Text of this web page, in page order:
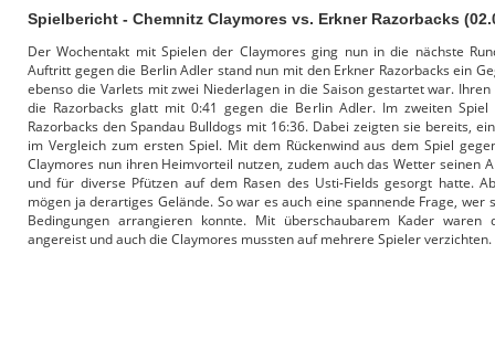
Spielbericht - Chemnitz Claymores vs. Erkner Razorbacks
Der Wochentakt mit Spielen der Claymores ging nun in die nächste
Auftritt gegen die Berlin Adler stand nun mit den Erkner Razorbacks ein
ebenso die Varlets mit zwei Niederlagen in die Saison gestartet war.
die Razorbacks glatt mit 0:41 gegen die Berlin Adler. Im zweiten Spiel
Razorbacks den Spandau Bulldogs mit 16:36. Dabei zeigten sie bereits,
im Vergleich zum ersten Spiel. Mit dem Rückenwind aus dem Spiel
Claymores nun ihren Heimvorteil nutzen, zudem auch das Wetter seinen
und für diverse Pfützen auf dem Rasen des Usti-Fields gesorgt hatte.
mögen ja derartiges Gelände. So war es auch eine spannende Frage, wer
Bedingungen arrangieren konnte. Mit überschaubarem Kader waren
angereist und auch die Claymores mussten auf mehrere Spieler verzichten.